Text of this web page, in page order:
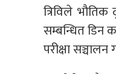
त्रिविले भौतिक
सम्बन्धित डिन
परीक्षा